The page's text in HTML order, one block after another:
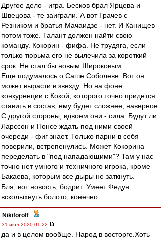
Другое дело - игра. Бесков брал Ярцева и
Швецова - те заиграли. А вот Грачев с
Резником и братья Мачаидзе - нет. И Канищев
потом тоже. Талант должен найти свою
команду. Кокорин - фифа. Не трудяга, если
только тюрьма его не вылечила за короткий
срок. Не стал бы новым Широковым.
Еще подумалось о Саше Соболеве. Вот он
может вырасти в звезду. Но на фоне
конкуренции с Кокой, которого точно придется
ставить в состав, ему будет сложнее, наверное.
С другой стороны, вдвоем они - сила. Будут ли
Ларссон и Понсе ждать под ними своей
очереди - фиг знает. Только парни в себя
поверили, встрепенулись. Может Кокорина
переделать в "под нападающими"? Там у нас
точно нет умного и техничного игрока, кроме
Бакаева, которым все дыры не заткнуть.
Бля, вот новость, бодрит. Умеет Федун
всколыхнуть болото, конечно.
Nikiforoff -
31 июл 2020 01:22
да и в целом вообще. Народ в восторге.Хоть